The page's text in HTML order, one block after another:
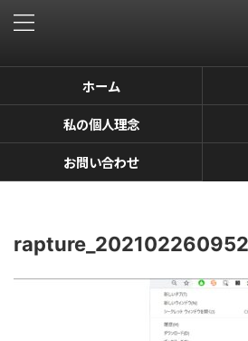
ホーム
私の個人理念
お問い合わせ